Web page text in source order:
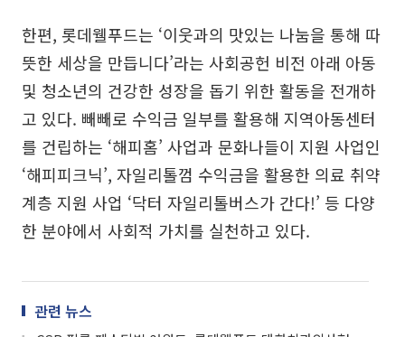
한편, 롯데웰푸드는 ‘이웃과의 맛있는 나눔을 통해 따
뜻한 세상을 만듭니다’라는 사회공헌 비전 아래 아동
및 청소년의 건강한 성장을 돕기 위한 활동을 전개하
고 있다. 빼빼로 수익금 일부를 활용해 지역아동센터
를 건립하는 ‘해피홈’ 사업과 문화나들이 지원 사업인
‘해피피크닉’, 자일리톨껌 수익금을 활용한 의료 취약
계층 지원 사업 ‘닥터 자일리톨버스가 간다!’ 등 다양
한 분야에서 사회적 가치를 실천하고 있다.
관련 뉴스